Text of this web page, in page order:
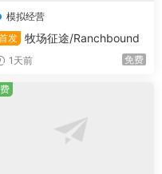
间
模拟经营
发 牧场征途/Ranchbound
1天前 免费